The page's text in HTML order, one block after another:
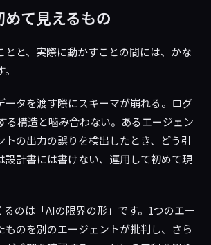
て見えるもの
とと、実際に動かすことの間には、かな
ータを渡す際にスキーマが崩れる。ログ
る構造と噛み合わない。あるエージェン
トの出力の誤りを検出したとき、どう引
設計書には書けない、運用して初めて現
るのは「AIの限界の形」です。1つのエー
ものを別のエージェントが批判し、さら